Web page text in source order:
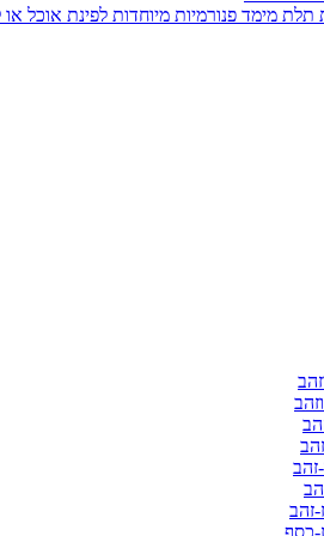
תלת מימד פנורמיות מיוחדות לפינת אוכל או
זהב
כסף